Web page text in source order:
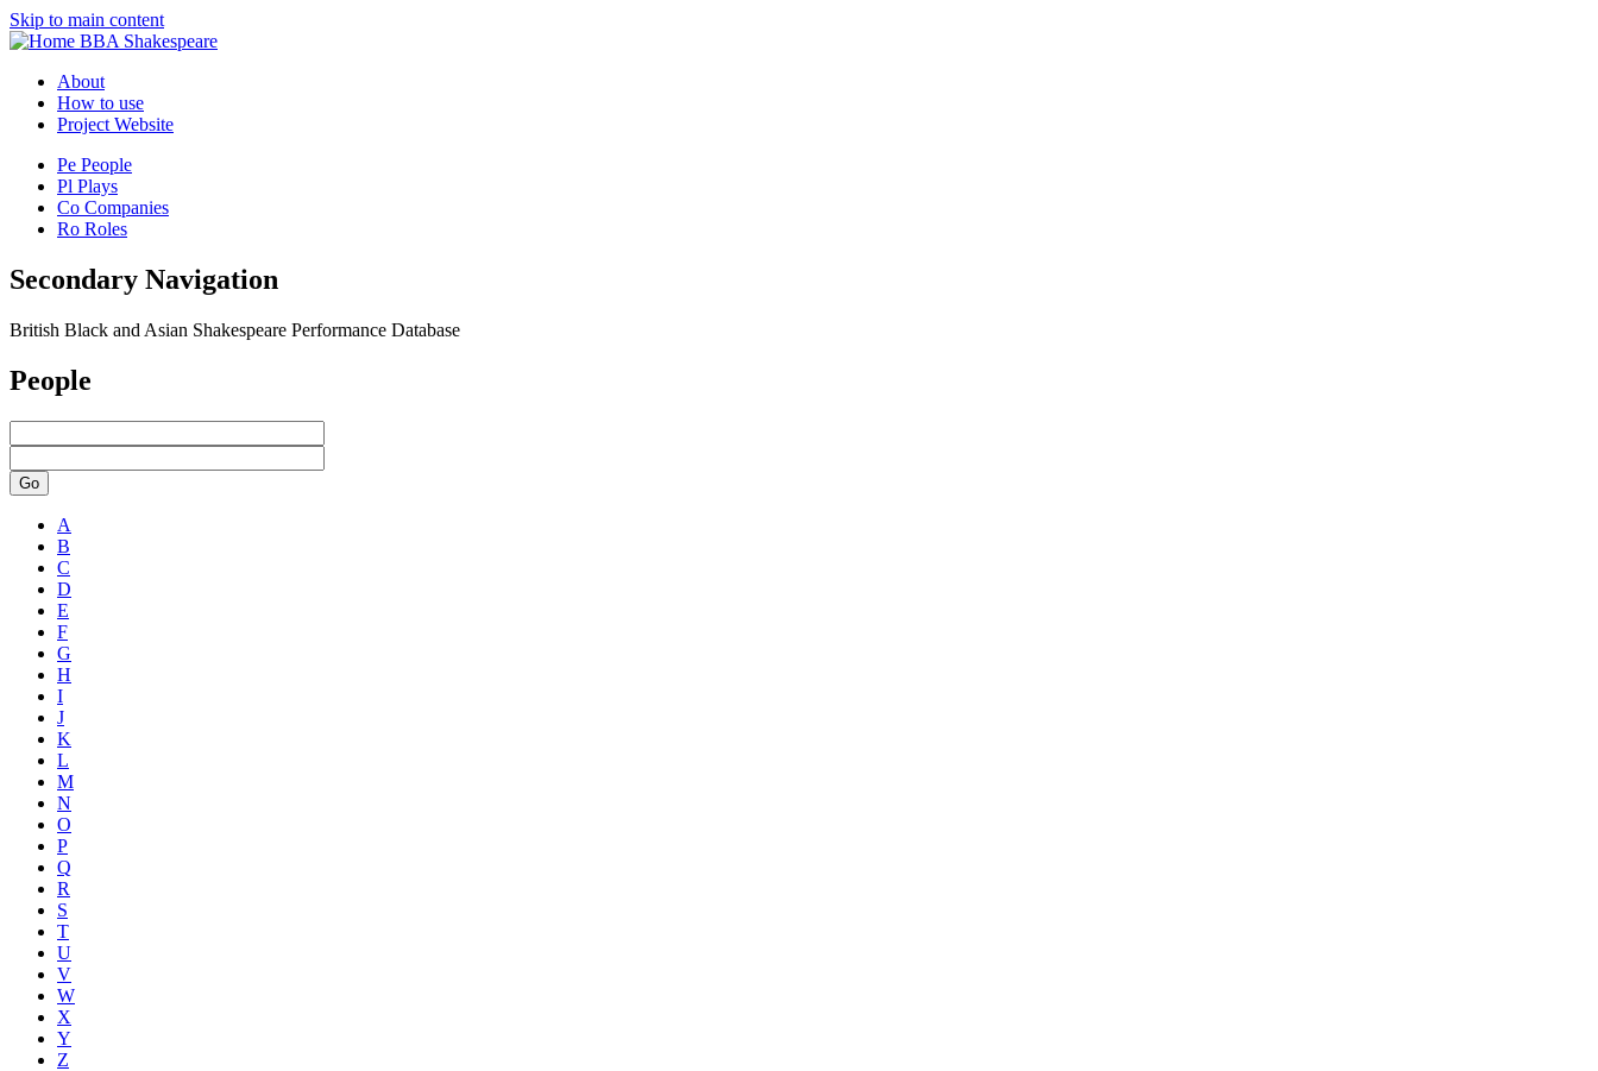
Skip to main content
BBA Shakespeare
About
How to use
Project Website
Pe People
Pl Plays
Co Companies
Ro Roles
Secondary Navigation
British Black and Asian Shakespeare Performance Database
People
Go
A
B
C
D
E
F
G
H
I
J
K
L
M
N
O
P
Q
R
S
T
U
V
W
X
Y
Z